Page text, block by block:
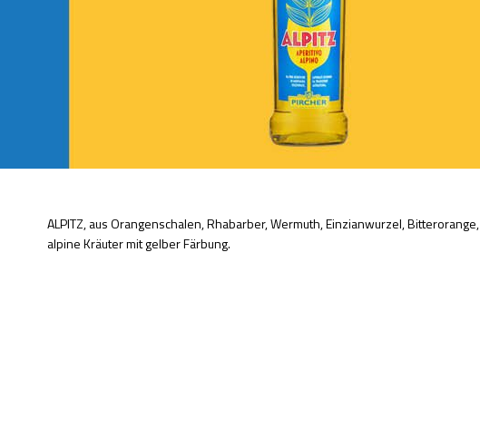
ALPITZ, aus Orangenschalen, Rhabarber, Wermuth, Einzianwurzel, Bitterorange,
alpine Kräuter mit gelber Färbung.